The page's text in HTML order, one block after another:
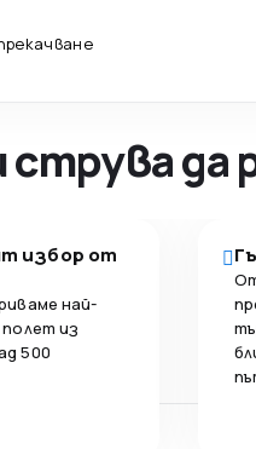
да
избор от
най-
из
500